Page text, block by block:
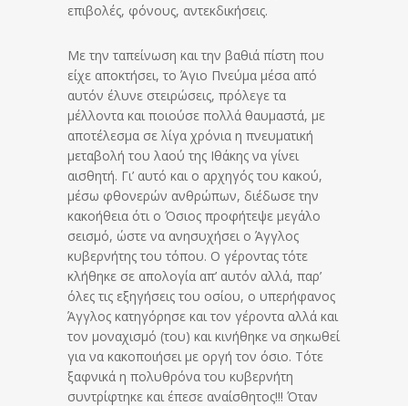
επιβολές, φόνους, αντεκδικήσεις.
Με την ταπείνωση και την βαθιά πίστη που
είχε αποκτήσει, το Άγιο Πνεύμα μέσα από
αυτόν έλυνε στειρώσεις, πρόλεγε τα
μέλλοντα και ποιούσε πολλά θαυμαστά, με
αποτέλεσμα σε λίγα χρόνια η πνευματική
μεταβολή του λαού της Ιθάκης να γίνει
αισθητή. Γι’ αυτό και ο αρχηγός του κακού,
μέσω φθονερών ανθρώπων, διέδωσε την
κακοήθεια ότι ο Όσιος προφήτεψε μεγάλο
σεισμό, ώστε να ανησυχήσει ο Άγγλος
κυβερνήτης του τόπου. Ο γέροντας τότε
κλήθηκε σε απολογία απ’ αυτόν αλλά, παρ’
όλες τις εξηγήσεις του οσίου, ο υπερήφανος
Άγγλος κατηγόρησε και τον γέροντα αλλά και
τον μοναχισμό (του) και κινήθηκε να σηκωθεί
για να κακοποιήσει με οργή τον όσιο. Τότε
ξαφνικά η πολυθρόνα του κυβερνήτη
συντρίφτηκε και έπεσε αναίσθητος!!! Όταν